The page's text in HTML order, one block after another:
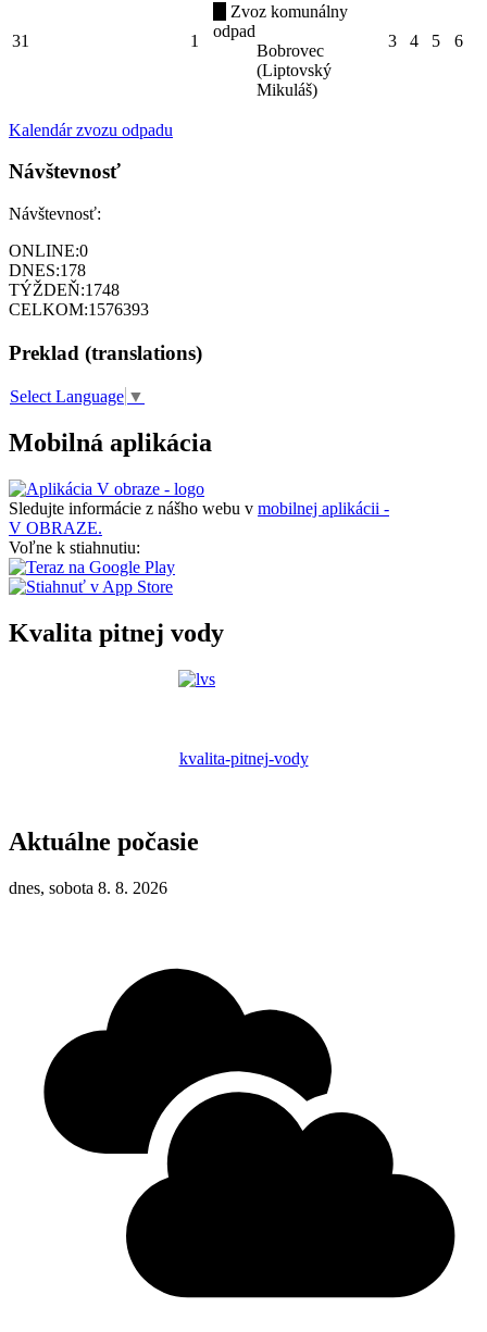
31 1
Zvoz komunálny
odpad
Bobrovec
(Liptovský
Mikuláš)
3 4 5 6
Kalendár zvozu odpadu
Návštevnosť
Návštevnosť:
ONLINE:0
DNES:178
TÝŽDEŇ:1748
CELKOM:1576393
Preklad (translations)
Select Language ▼
Mobilná aplikácia
Sledujte informácie z nášho webu v mobilnej aplikácii -
V OBRAZE.
Voľne k stiahnutiu:
Kvalita pitnej vody
kvalita-pitnej-vody
Aktuálne počasie
dnes, sobota 8. 8. 2026